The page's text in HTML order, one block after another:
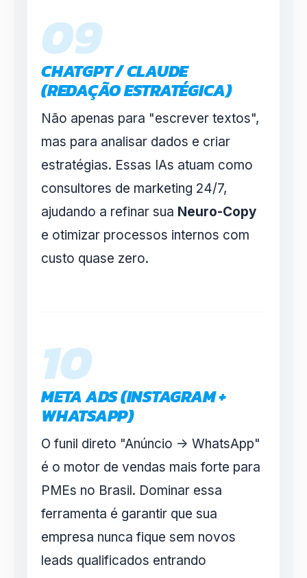
09
CHATGPT / CLAUDE
(REDAÇÃO ESTRATÉGICA)
Não apenas para "escrever textos",
mas para analisar dados e criar
estratégias. Essas IAs atuam como
consultores de marketing 24/7,
ajudando a refinar sua Neuro-Copy
e otimizar processos internos com
custo quase zero.
10
META ADS (INSTAGRAM +
WHATSAPP)
O funil direto "Anúncio -> WhatsApp"
é o motor de vendas mais forte para
PMEs no Brasil. Dominar essa
ferramenta é garantir que sua
empresa nunca fique sem novos
leads qualificados entrando